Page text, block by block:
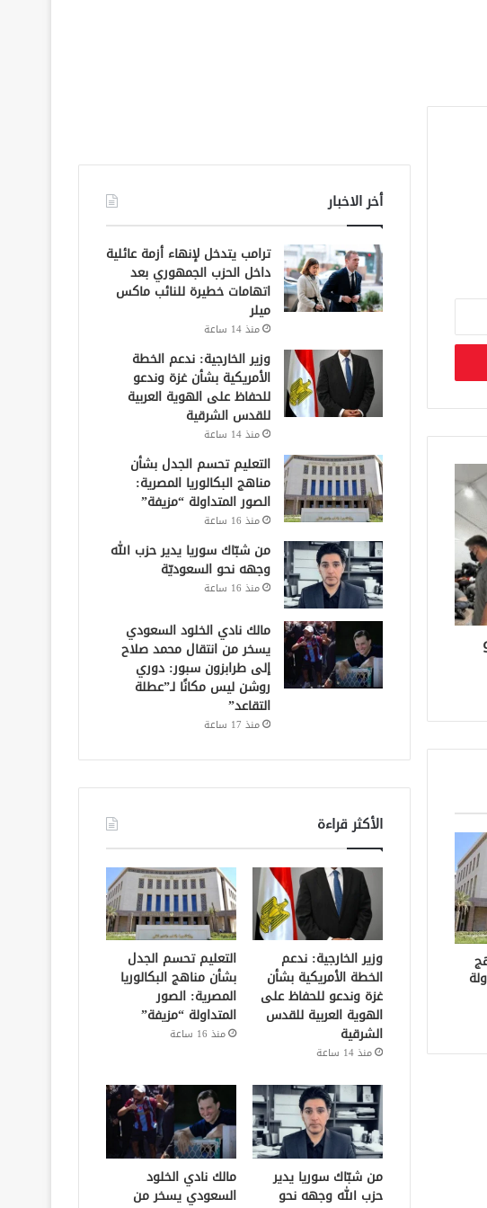
أخر الاخبار
ترامب يتدخل لإنهاء أزمة عائلية
داخل الحزب الجمهوري بعد
اتهامات خطيرة للنائب ماكس
ميلر
منذ 14 ساعة
وزير الخارجية: ندعم الخطة
الأمريكية بشأن غزة وندعو
للحفاظ على الهوية العربية
للقدس الشرقية
منذ 14 ساعة
التعليم تحسم الجدل بشأن
مناهج البكالوريا المصرية:
الصور المتداولة “مزيفة”
منذ 16 ساعة
من شبّاك سوريا يدير حزب الله
وجهه نحو السعوديّة
منذ 16 ساعة
مالك نادي الخلود السعودي
يسخر من انتقال محمد صلاح
إلى طرابزون سبور: دوري
روشن ليس مكانًا لـ”عطلة
التقاعد”
منذ 17 ساعة
الأكثر قراءة
وزير الخارجية: ندعم
الخطة الأمريكية بشأن
غزة وندعو للحفاظ على
الهوية العربية للقدس
الشرقية
منذ 14 ساعة
التعليم تحسم الجدل
بشأن مناهج البكالوريا
المصرية: الصور
المتداولة “مزيفة”
منذ 16 ساعة
من شبّاك سوريا يدير
حزب الله وجهه نحو
مالك نادي الخلود
السعودي يسخر من